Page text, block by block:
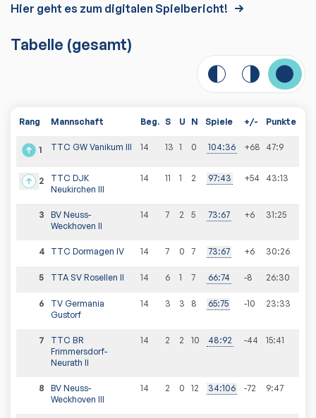
Hier geht es zum digitalen Spielbericht!
Tabelle (gesamt)
Rang Mannschaft Beg. S U N Spiele +/- Punkte
1 TTC GW Vanikum III 14 13 1 0 104:36 +68 47:9
2
TTC DJK
Neukirchen III
14 11 1 2 97:43 +54 43:13
3
BV Neuss-
Weckhoven II
14 7 2 5 73:67 +6 31:25
4 TTC Dormagen IV 14 7 0 7 73:67 +6 30:26
5 TTA SV Rosellen II 14 6 1 7 66:74 -8 26:30
6
TV Germania
Gustorf
14 3 3 8 65:75 -10 23:33
7
TTC BR
Frimmersdorf-
Neurath II
14 2 2 10 48:92 -44 15:41
8
BV Neuss-
Weckhoven III
14 2 0 12 34:106 -72 9:47